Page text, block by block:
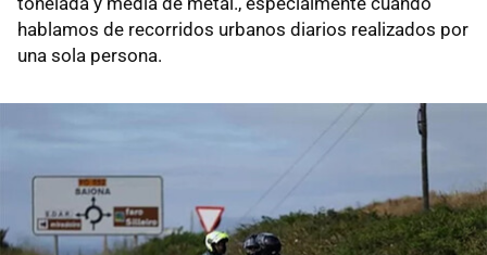
hablamos de recorridos urbanos diarios realizados por
una sola persona.